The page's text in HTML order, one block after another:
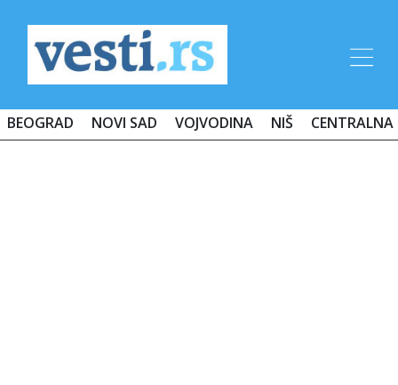
BEOGRAD NOVI SAD VOJVODINA NIŠ CENTRALNA